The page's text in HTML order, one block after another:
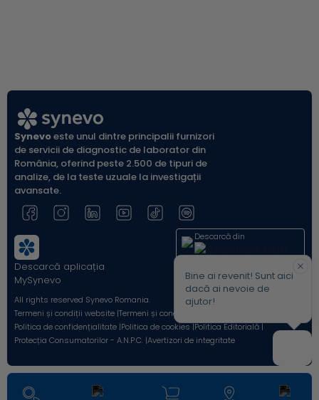
Synevoeste unul dintre principalii furnizori
de servicii de diagnostic de laborator din
România, oferind peste 2.500 de tipuri de
analize, de la teste uzuale la investigații
avansate.
Descarcă aplicația
MySynevo
Descarcă din
All rights reserved Synevo Romania.
Termeni și condiții website |Termeni și condiții Shop Online |
Politica de confidențialitate |Politica de cookies |Politica Editorială |
Protecția Consumatorilor - A.N.P.C. |Avertizori de integritate
Bine ai revenit! Sunt aici
dacă ai nevoie de
ajutor!